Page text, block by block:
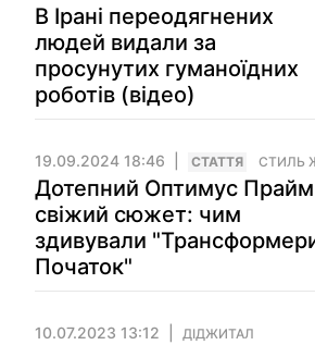
В Ірані переодягнених
людей видали за
просунутих гуманоїдних
роботів (відео)
19.09.2024 18:46 СТАТТЯ СТИЛЬ
Дотепний Оптимус Прайм
свіжий сюжет: чим
здивували
Початок"
10.07.2023 13:12 ДІДЖИТАЛ